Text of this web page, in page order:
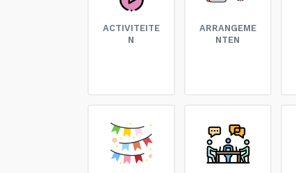
ACTIVITEITE
N
ARRANGEME
NTEN